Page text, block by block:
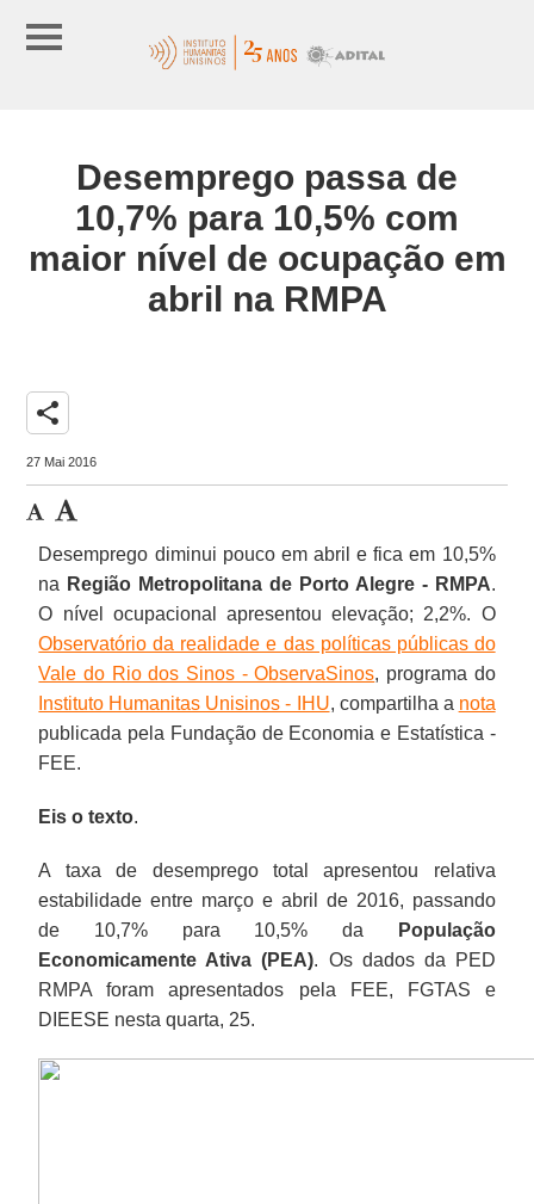
Desemprego passa de
10,7% para 10,5% com
maior nível de ocupação em
abril na RMPA
share
27 Mai 2016
Desemprego diminui pouco em abril e fica em 10,5%
na Região Metropolitana de Porto Alegre - RMPA.
O nível ocupacional apresentou elevação; 2,2%. O
Observatório da realidade e das políticas públicas do
Vale do Rio dos Sinos - ObservaSinos, programa do
Instituto Humanitas Unisinos - IHU, compartilha a nota
publicada pela Fundação de Economia e Estatística -
FEE.
Eis o texto.
A taxa de desemprego total apresentou relativa
estabilidade entre março e abril de 2016, passando
de 10,7% para 10,5% da
População
Economicamente Ativa (PEA). Os dados da PED
RMPA foram apresentados pela FEE, FGTAS e
DIEESE nesta quarta, 25.